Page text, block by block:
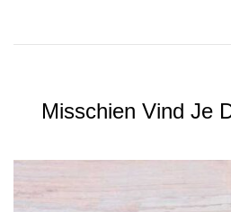
Misschien Vind Je